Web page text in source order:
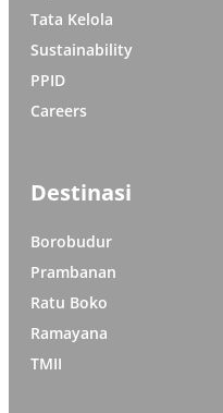
Tata Kelola
Sustainability
PPID
Careers
Destinasi
Borobudur
Prambanan
Ratu Boko
Ramayana
TMII